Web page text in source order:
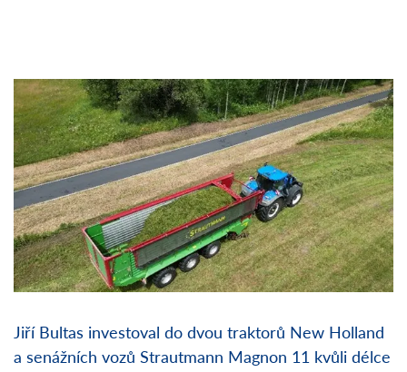
Jiří Bultas investoval do dvou traktorů New Holland
a senážních vozů Strautmann Magnon 11 kvůli délce